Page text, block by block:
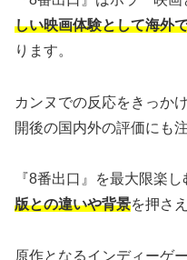
しい映画体験として海外
ります。
カンヌでの反応をきっか
開後の国内外の評価にも
『8番出口』を最大限楽し
版との違いや背景を押さ
原作となるインディーゲ